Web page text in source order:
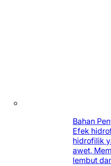
Bahan
Efek
hidrofilik
awet,
lembut